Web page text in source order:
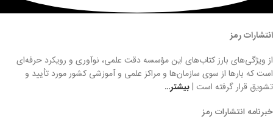
انتشارات رمز
از ویژگی‌های بارز کتاب‌های این مؤسسه دقت علمی، نوآوری و رویکرد حرفه‌ای
است که بارها از سوی سازمان‌ها و مراکز علمی و آموزشی کشور مورد تأیید و
تشویق قرار گرفته است |بیشتر…
خبرنامه انتشارات رمز